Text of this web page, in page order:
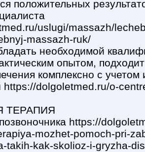
положительных
uslugi/massazh/
massazh-ruk/
необходимой
опытом,
комплексно с
https://dolgoletmed.ru/o-
ТЕРАПИЯ
https://
mozhet-pomoch-pri-
takih-kak-skolioz-i-gryzha-